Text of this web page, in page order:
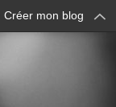
Créer mon blog